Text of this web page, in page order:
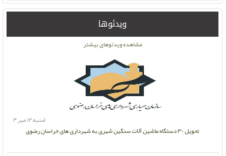
ویدئوها
تحویل ۳۰ دستگاه ماشین آلات سنگین شهری به شهرداری های خراسان رضوی
شنبه ۱۲ مهر ۴
مشاهده ویدئوهای بیشتر